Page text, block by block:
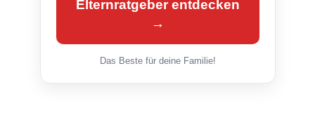
Elternratgeber entdecken
→
Das Beste für deine Familie!